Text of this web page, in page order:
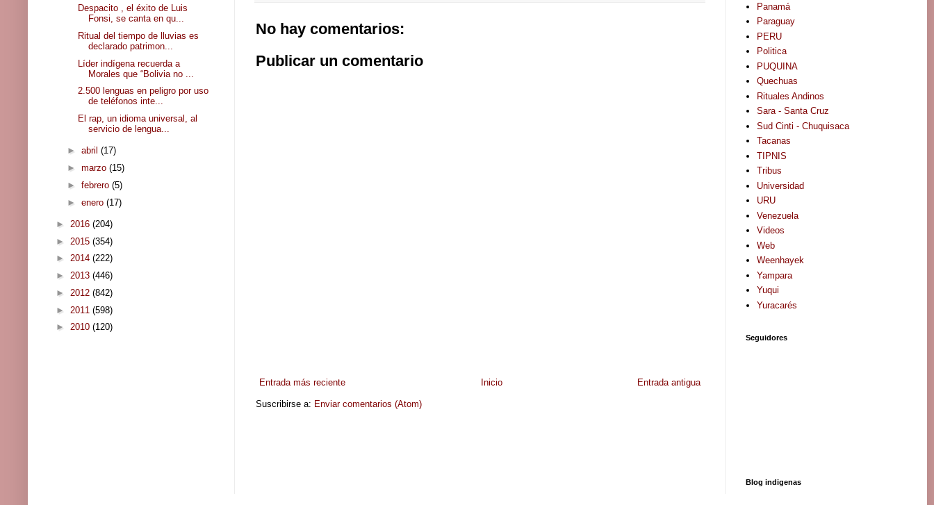
No hay comentarios:
Publicar un comentario
Entrada más reciente Entrada antigua
Inicio
Suscribirse a: Enviar comentarios (Atom)
Despacito , el éxito de Luis
Fonsi, se canta en qu...
Ritual del tiempo de lluvias es
declarado patrimon...
Líder indígena recuerda a
Morales que “Bolivia no ...
2.500 lenguas en peligro por uso
de teléfonos inte...
El rap, un idioma universal, al
servicio de lengua...
► abril (17)
► marzo (15)
► febrero (5)
► enero (17)
► 2016 (204)
► 2015 (354)
► 2014 (222)
► 2013 (446)
► 2012 (842)
► 2011 (598)
► 2010 (120)
Panamá
Paraguay
PERU
Politica
PUQUINA
Quechuas
Rituales Andinos
Sara - Santa Cruz
Sud Cinti - Chuquisaca
Tacanas
TIPNIS
Tribus
Universidad
URU
Venezuela
Videos
Web
Weenhayek
Yampara
Yuqui
Yuracarés
Seguidores
Blog indigenas